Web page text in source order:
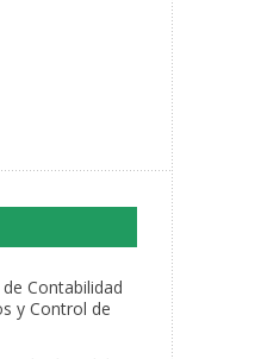
Contabilidad
y Control de